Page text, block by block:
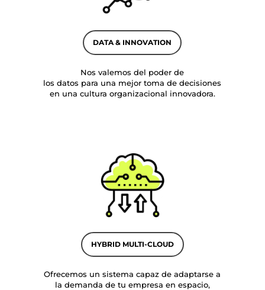
DATA & INNOVATION
Nos valemos del poder de
los datos para una mejor toma de decisiones
en una cultura organizacional innovadora.
HYBRID MULTI-CLOUD
Ofrecemos un sistema capaz de adaptarse a
la demanda de tu empresa en espacio,